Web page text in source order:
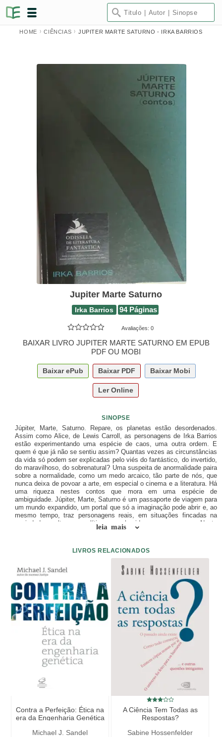
HOME CIÊNCIAS JUPITER MARTE SATURNO - IRKA BARRIOS
Jupiter Marte Saturno
Irka Barrios 94 Páginas
Avaliações: 0
BAIXAR LIVRO JUPITER MARTE SATURNO EM EPUB
PDF OU MOBI
Baixar ePub Baixar PDF Baixar Mobi
Ler Online
SINOPSE
Júpiter, Marte, Saturno. Repare, os planetas estão desordenados.
Assim como Alice, de Lewis Carroll, as personagens de Irka Barrios
estão experimentando uma espécie de caos, uma outra ordem. E
quem é que já não se sentiu assim? Quantas vezes as circunstâncias
da vida só podem ser explicadas pelo viés do fantástico, do invertido,
do maravilhoso, do sobrenatural? Uma suspeita de anormalidade paira
sobre a normalidade, como um medo arcaico, tão parte de nós, que
nunca deixa de povoar a arte, em especial o cinema e a literatura. Há
uma riqueza nestes contos que mora em uma espécie de
ambiguidade. Júpiter, Marte, Saturno é um passaporte de viagem para
um mundo expandido, um portal que só a imaginação pode abrir e, ao
mesmo tempo, traz personagens reais, em situações fincadas na
sociedade, cultura e política reconhecidas como nossas. Neste
sentido, há também um efeito de metáfora, o que aumenta o alcance
tesouro infinita que é a infância. É a imaginação infantil que nos
capacita para criar sistemas, investir na fantasia, recusar o
planeta de lugar. São também as sensações e sentimentos da
infância que, marcados em nós, podem ser revisitados em mil
combinações para gerar um conto em que um menino luta para dar
um enterro digno ao seu cachorro. E quando quem lê se emociona, é
essa revisita à própria infância que também faz. Irka Barrios nos
escreve contos assombrados por nossos antigos pavores – inclua-se:
o de bonecos que criam vida própria. Sem a inocência infantil, Irka
Barrios sabe bem onde situar nossas forças obscuras, por isso
Júpiter, Marte, Saturno é um livro que revela o surpreendente ao
nosso redor e o surpreendente em nós. De repente, como em um
filme de terror, algo que parecia inimaginável pode tocar nosso ombro.
Adriane Garcia
leia mais
LIVROS RELACIONADOS
Contra a Perfeição: Ética na
era da Engenharia Genética
Michael J. Sandel
A Ciência Tem Todas as
Respostas?
Sabine Hossenfelder